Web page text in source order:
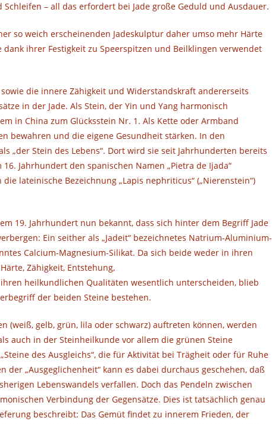
– all das erfordert bei Jade große Geduld und Ausdauer.
so weich erscheinenden Jadeskulptur daher umso mehr Härte
ihrer Festigkeit zu Speerspitzen und Beilklingen verwendet
die innere Zähigkeit und Widerstandskraft andererseits
in der Jade. Als Stein, der Yin und Yang harmonisch
in China zum Glücksstein Nr. 1. Als Kette oder Armband
bewahren und die eigene Gesundheit stärken. In den
„der Stein des Lebens“. Dort wird sie seit Jahrhunderten bereits
Jahrhundert den spanischen Namen „Pietra de Ijada“
lateinische Bezeichnung „Lapis nephriticus“ („Nierenstein“)
19. Jahrhundert nun bekannt, dass sich hinter dem Begriff Jade
Ein seither als „Jadeit“ bezeichnetes Natrium-Aluminium-
Calcium-Magnesium-Silikat. Da sich beide weder in ihren
Zähigkeit, Entstehung,
heilkundlichen Qualitäten wesentlich unterscheiden, blieb
der beiden Steine bestehen.
(weiß, gelb, grün, lila oder schwarz) auftreten können, werden
auch in der Steinheilkunde vor allem die grünen Steine
des Ausgleichs“, die für Aktivität bei Trägheit oder für Ruhe
der „Ausgeglichenheit“ kann es dabei durchaus geschehen, daß
Lebenswandels verfallen. Doch das Pendeln zwischen
Verbindung der Gegensätze. Dies ist tatsächlich genau
beschreibt: Das Gemüt findet zu innerem Frieden, der